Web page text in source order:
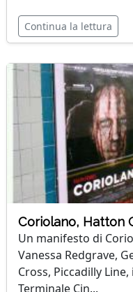
Continua la lettura
Coriolano, Hatton
Un manifesto di
Vanessa Redgrave,
Cross, Piccadilly
Terminale Cin...